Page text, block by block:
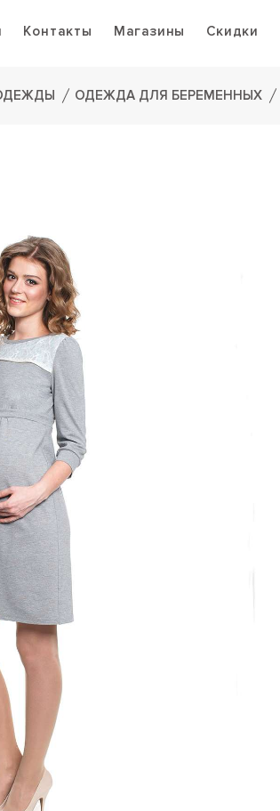
Контакты Магазины Скидки
ОДЕЖДА ДЛЯ БЕРЕМЕННЫХ